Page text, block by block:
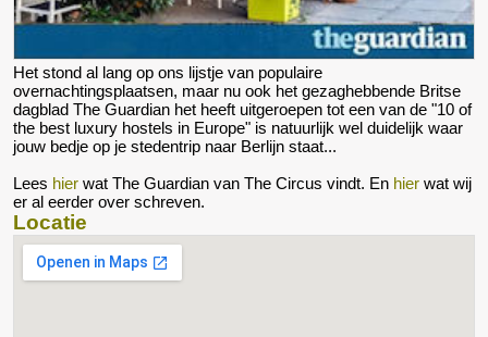
Het stond al lang op ons lijstje van populaire
overnachtingsplaatsen, maar nu ook het gezaghebbende Britse
dagblad The Guardian het heeft uitgeroepen tot een van de "10 of
the best luxury hostels in Europe" is natuurlijk wel duidelijk waar
jouw bedje op je stedentrip naar Berlijn staat...
Lees hier wat The Guardian van The Circus vindt. En hier wat wij
er al eerder over schreven.
Locatie